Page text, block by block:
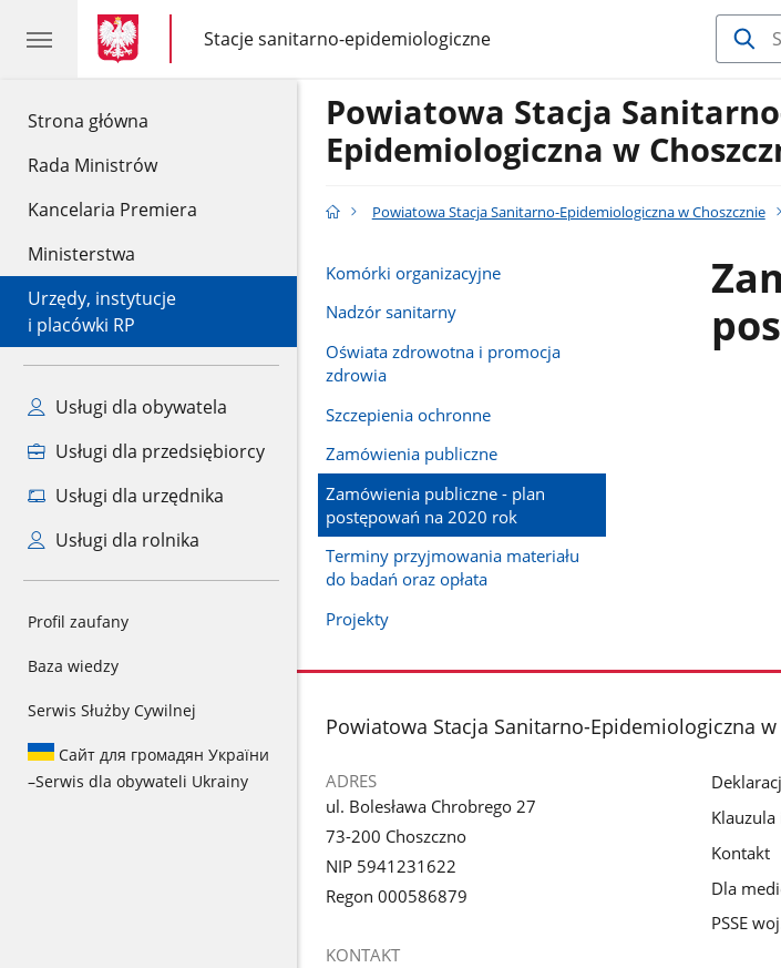
Strona główna
Rada Ministrów
Kancelaria Premiera
Ministerstwa
Urzędy, instytucje
i placówki RP
Usługi dla obywatela
Usługi dla przedsiębiorcy
Usługi dla urzędnika
Usługi dla rolnika
Profil zaufany
Baza wiedzy
Serwis Służby Cywilnej
Сайт для громадян України
–Serwis dla obywateli Ukrainy
gov.pl
gov.pl
Stacje sanitarno-epidemiologiczne
gov.pl
Stacje
sanitarno-
epidemiologiczne
Powiatowa Stacja
Epidemiologiczna w
Powiatowa Stacja Sanitarno-Epidemiologiczna w Choszcznie
Komórki organizacyjne
Nadzór sanitarny
Oświata zdrowotna i promocja
zdrowia
Szczepienia ochronne
Zamówienia publiczne
Zamówienia publiczne - plan
postępowań na 2020 rok
Terminy przyjmowania materiału
do badań oraz opłata
Projekty
stopka
Powiatowa Stacja Sanitarno-Epidemiologiczna w
ADRES
ul. Bolesława Chrobrego 27
73-200 Choszczno
NIP 5941231622
Regon 000586879
KONTAKT
Kontakt
Dla
PSSE